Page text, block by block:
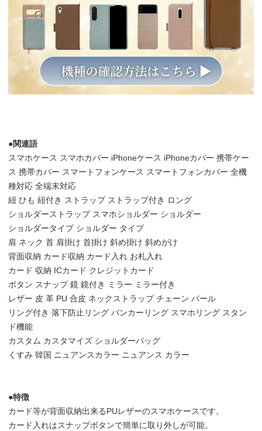
●関連語
スマホケース スマホカバー iPhoneケース iPhoneカバー 携帯ケー
ス 携帯カバー スマートフォンケース スマートフォンカバー 全機
種対応 全端末対応
紐 ひも 紐付き ストラップ ストラップ付き ロング
ショルダーストラップ スマホショルダー ショルダー
ショルダータイプ ショルダー タイプ
肩 ネック 首 肩掛け 首掛け 斜め掛け 斜めがけ
背面収納 カード収納 カード入れ お札入れ
カード 収納 ICカード クレジットカード
ボタン スナップ 鏡 鏡付き ミラー ミラー付き
レザー 皮 革 PU 合皮 ネックストラップ チェーン パール
リング付き 落下防止リング バンカーリング スマホリング スタン
ド機能
カスタム カスタマイズ ショルダーバッグ
くすみ 韓国 ニュアンスカラー ニュアンス カラー
●特徴
カード等が背面収納出来るPUレザーのスマホケースです。
カード入れはスナップボタンで簡単に取り外しが可能。